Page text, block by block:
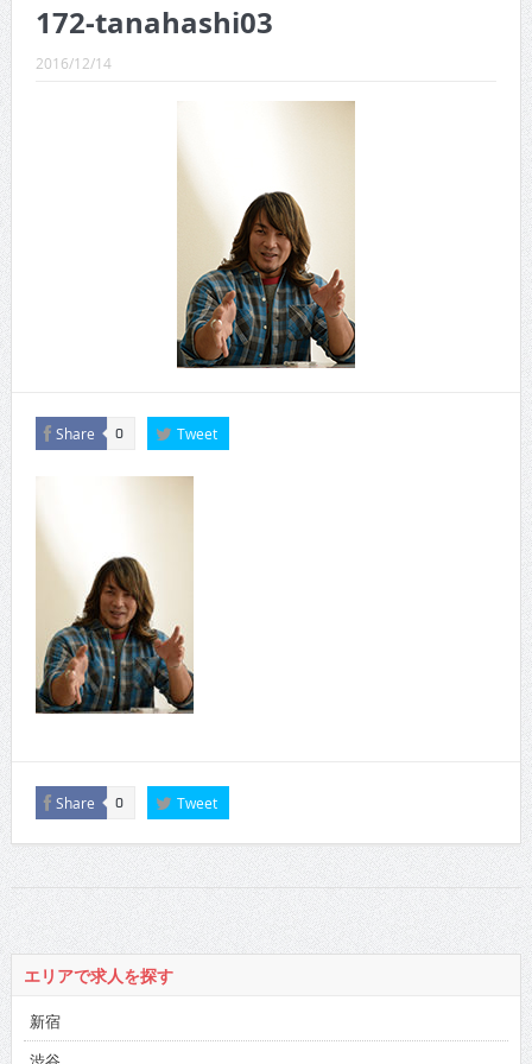
CINEMA×STYLE 289号
CINEMA×STYLE 288号
CINEMA×STYLE 294号
172-tanahashi03
2016/12/14
Share 0 Tweet
Share 0 Tweet
エリアで求人を探す
新宿